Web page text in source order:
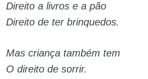
Direito a livros e a pão
Direito de ter brinquedos.
Mas criança também tem
O direito de sorrir.